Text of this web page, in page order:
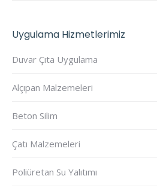
Uygulama Hizmetlerimiz
Duvar Çıta Uygulama
Alçıpan Malzemeleri
Beton Silim
Çatı Malzemeleri
Poliüretan Su Yalıtımı